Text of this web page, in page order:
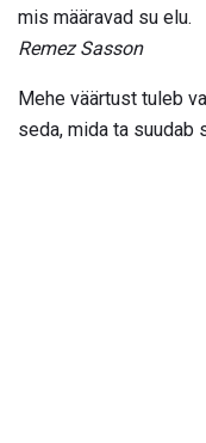
mis määravad su elu.
Remez Sasson
Mehe väärtust tuleb
seda, mida ta suudab